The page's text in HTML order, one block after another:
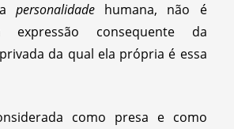
apersonalidade humana, não é
expressão consequente da
da qual ela própria é essa
como presa e como